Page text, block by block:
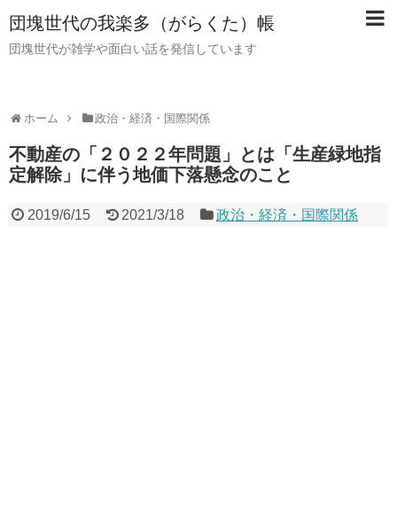
団塊世代の我楽多（がらくた）帳
団塊世代が雑学や面白い話を発信しています
ホーム 政治・経済・国際関係
不動産の「２０２２年問題」とは「生産緑地指
定解除」に伴う地価下落懸念のこと
2019/6/15 2021/3/18 政治・経済・国際関係